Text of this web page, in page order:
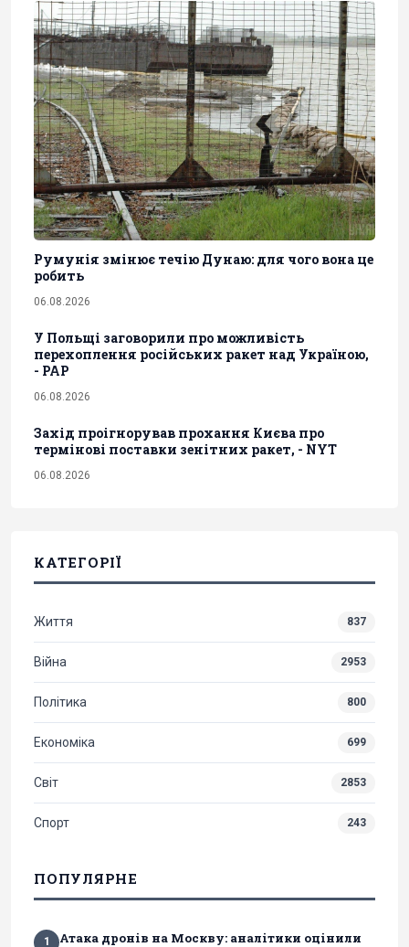
Румунія змінює течію Дунаю: для чого вона це
робить
06.08.2026
У Польщі заговорили про можливість
перехоплення російських ракет над Україною,
- PAP
06.08.2026
Захід проігнорував прохання Києва про
термінові поставки зенітних ракет, - NYT
06.08.2026
КАТЕГОРІЇ
Життя 837
Війна 2953
Політика 800
Економіка 699
Світ 2853
Спорт 243
ПОПУЛЯРНЕ
1
Атака дронів на Москву: аналітики оцінили